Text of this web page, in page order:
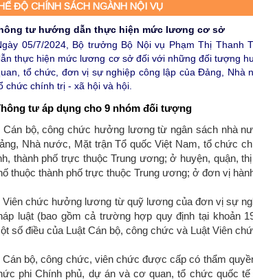
ĐỘ CHÍNH SÁCH NGÀNH NỘI VỤ
tư hướng dẫn thực hiện mức lương cơ sở
05/7/2024, Bộ trưởng Bộ Nội vụ Phạm Thị Thanh
thực hiện mức lương cơ sở đối với những đối tượng
tổ chức, đơn vị sự nghiệp công lập của Đảng, Nhà
chức chính trị - xã hội và hội.
tư áp dụng cho 9 nhóm đối tượng
Cán bộ, công chức hưởng lương từ ngân sách nhà
Nhà nước, Mặt trận Tổ quốc Việt Nam, tổ chức
thành phố trực thuộc Trung ương; ở huyện, quận,
thuộc thành phố trực thuộc Trung ương; ở đơn vị
Viên chức hưởng lương từ quỹ lương của đơn vị sự
luật (bao gồm cả trường hợp quy định tại khoản
số điều của Luật Cán bộ, công chức và Luật Viên
Cán bộ, công chức, viên chức được cấp có thẩm
phi Chính phủ, dự án và cơ quan, tổ chức quốc